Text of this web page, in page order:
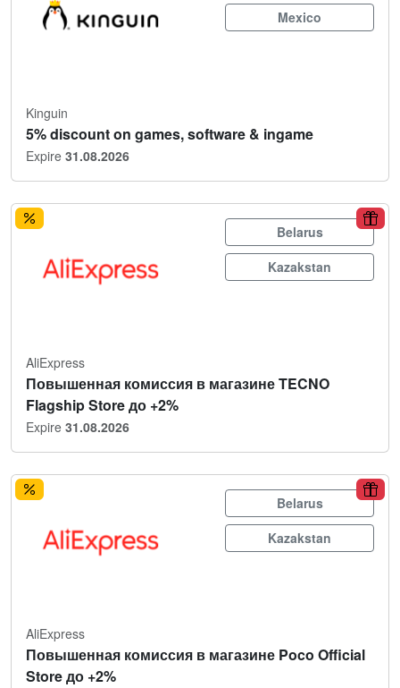
Mexico
Kinguin
5% discount on games, software & ingame
Expire 31.08.2026
Belarus
Kazakstan
AliExpress
Повышенная комиссия в магазине TECNO
Flagship Store до +2%
Expire 31.08.2026
Belarus
Kazakstan
AliExpress
Повышенная комиссия в магазине Poco Official
Store до +2%